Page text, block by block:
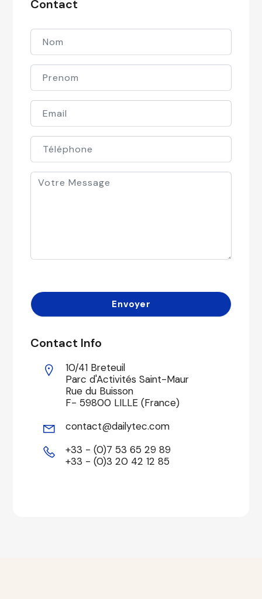
Contact
Contact Info
10/41 Breteuil
Parc d'Activités Saint-Maur
Rue du Buisson
F- 59800 LILLE (France)
contact@dailytec.com
+33 - (0)7 53 65 29 89
+33 - (0)3 20 42 12 85